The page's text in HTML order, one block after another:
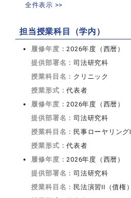
全件表示 >>
担当授業科目（学内）
履修年度：2026年度（西暦）
提供部署名：司法研究科
授業科目名： クリニック
授業形式：代表者
履修年度：2026年度（西暦）
提供部署名：司法研究科
授業科目名： 民事ローヤリングI
授業形式：代表者
履修年度：2026年度（西暦）
提供部署名：司法研究科
授業科目名： 民法演習II（債権）